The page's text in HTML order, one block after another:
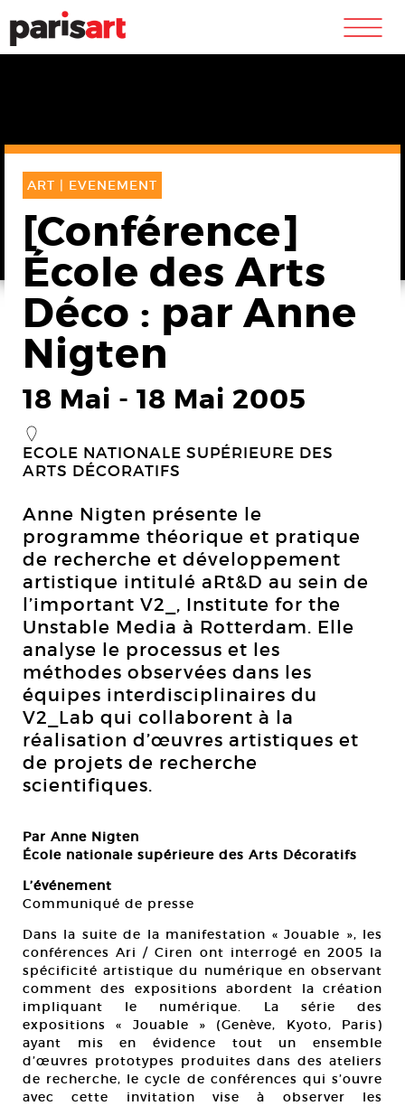
m
ART | EVENEMENT
[Conférence]
École des Arts
Déco : par Anne
Nigten
18 Mai - 18 Mai 2005
_
ECOLE NATIONALE SUPÉRIEURE DES
ARTS DÉCORATIFS
Anne Nigten présente le
programme théorique et pratique
de recherche et développement
artistique intitulé aRt&D au sein de
l’important V2_, Institute for the
Unstable Media à Rotterdam. Elle
analyse le processus et les
méthodes observées dans les
équipes interdisciplinaires du
V2_Lab qui collaborent à la
réalisation d’œuvres artistiques et
de projets de recherche
scientifiques.
Par Anne Nigten
École nationale supérieure des Arts Décoratifs
L’événement
Communiqué de presse
Dans la suite de la manifestation « Jouable », les
conférences Ari / Ciren ont interrogé en 2005 la
spécificité artistique du numérique en observant
comment des expositions abordent la création
impliquant le numérique. La série des
expositions « Jouable » (Genève, Kyoto, Paris)
ayant mis en évidence tout un ensemble
d’œuvres prototypes produites dans des ateliers
de recherche, le cycle de conférences qui s’ouvre
avec cette invitation vise à observer les